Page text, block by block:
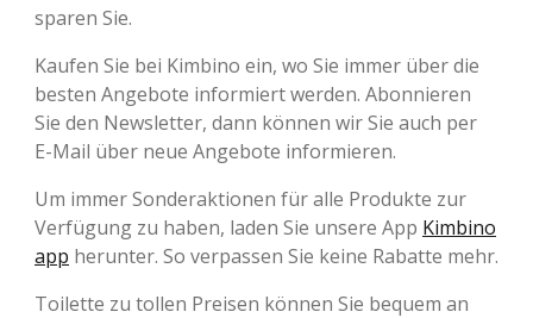
sparen Sie.
Kaufen Sie bei Kimbino ein, wo Sie immer über die
besten Angebote informiert werden. Abonnieren
Sie den Newsletter, dann können wir Sie auch per
E-Mail über neue Angebote informieren.
Um immer Sonderaktionen für alle Produkte zur
Verfügung zu haben, laden Sie unsere App Kimbino
app herunter. So verpassen Sie keine Rabatte mehr.
Toilette zu tollen Preisen können Sie bequem an